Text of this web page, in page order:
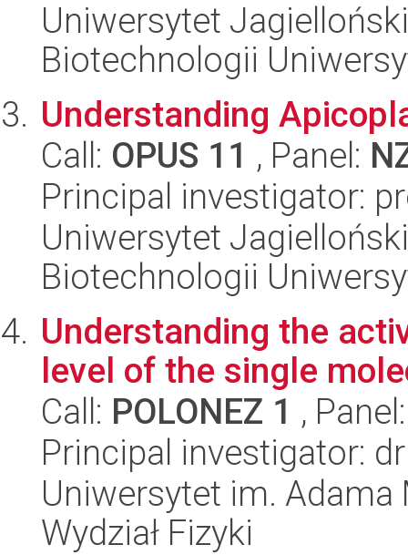
Uniwersytet
Biotechnologii
Understanding
Call: OPUS 11 , Panel:
Principal investigator:
Uniwersytet
Biotechnologii
Understanding the
level of the single
Call: POLONEZ 1 ,
Principal investigator:
Uniwersytet im.
Wydział Fizyki